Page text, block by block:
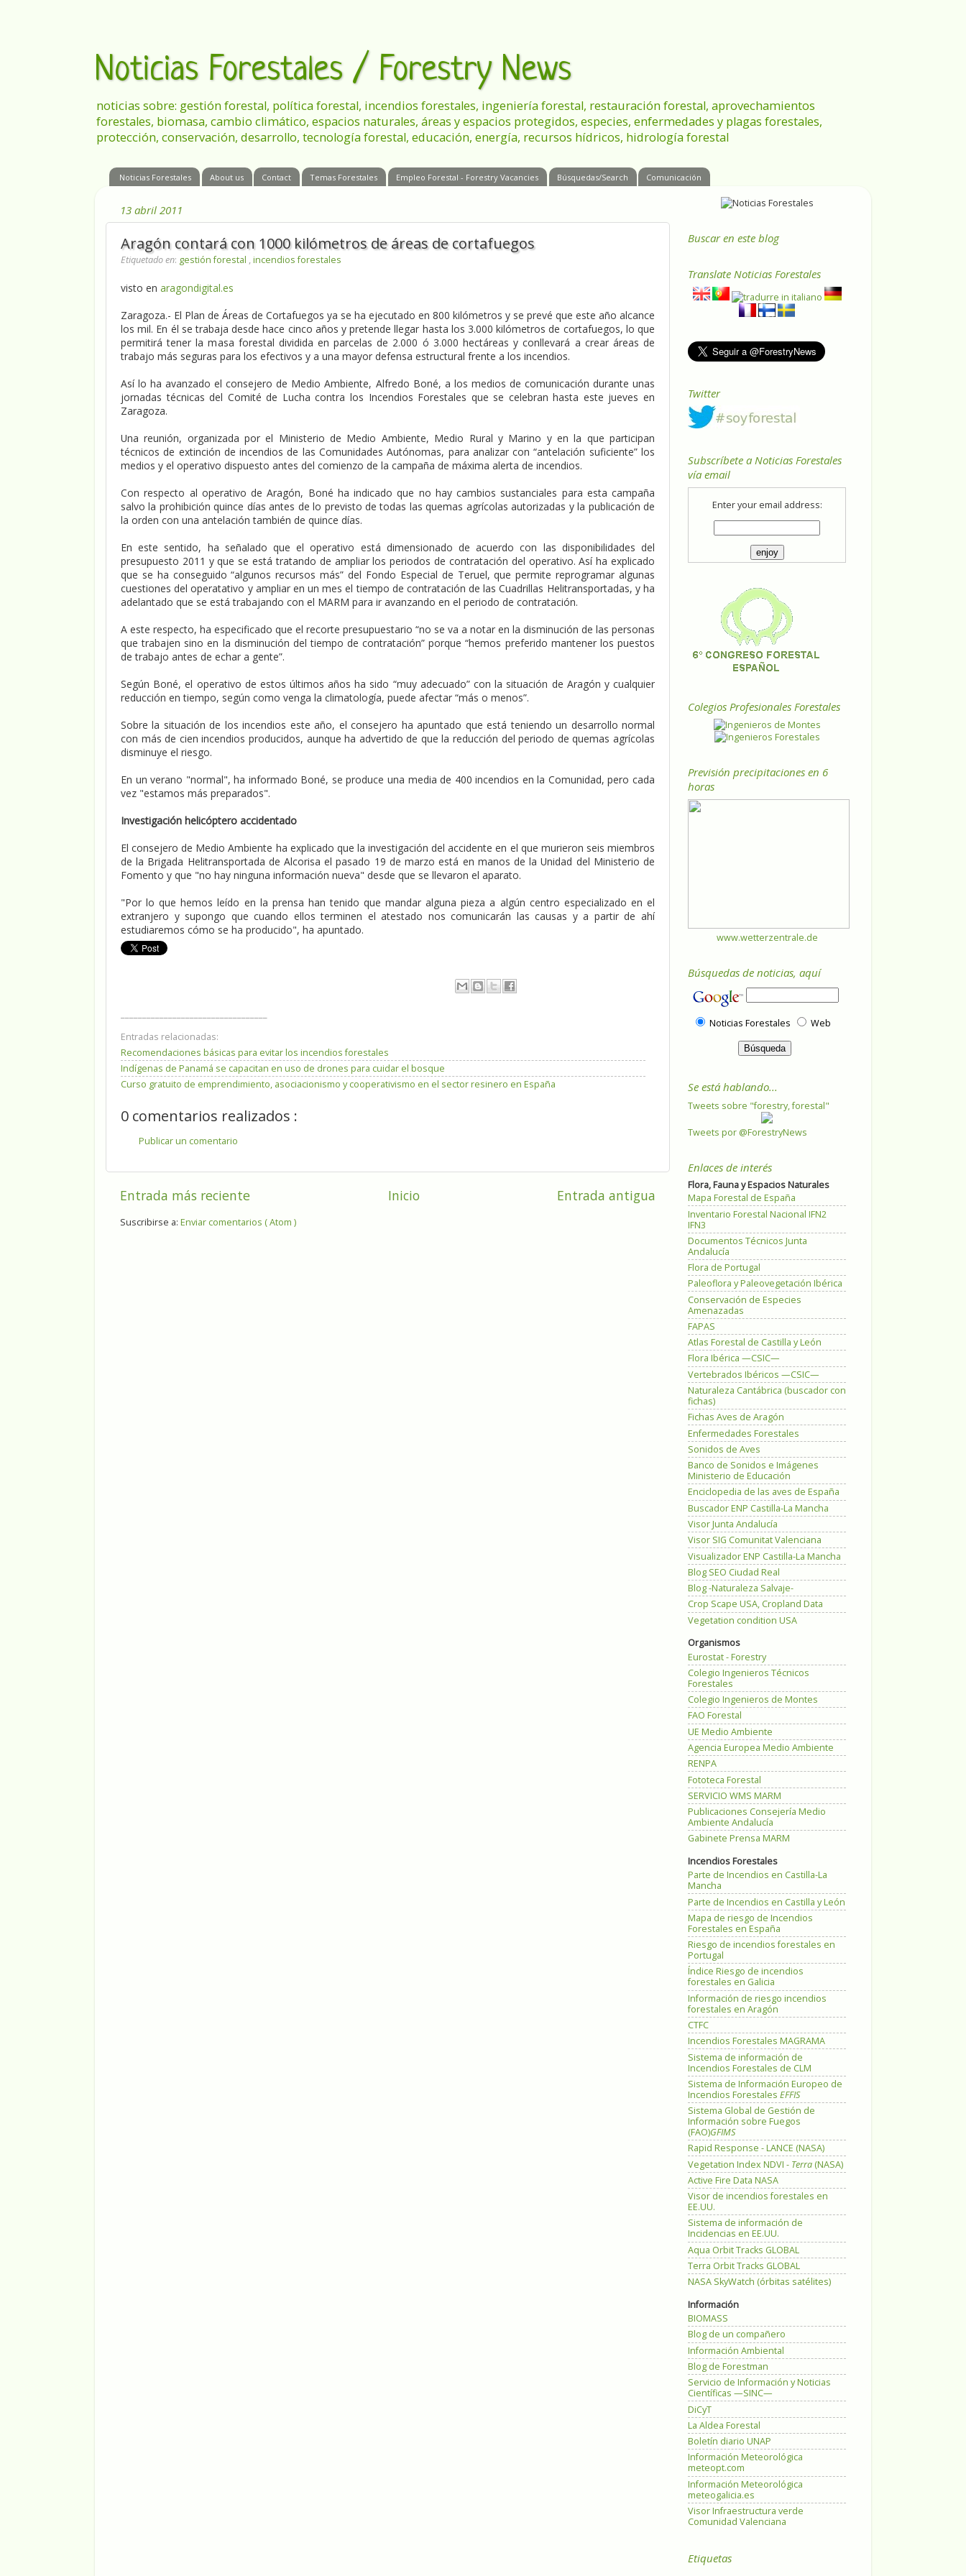
Noticias Forestales / Forestry News
noticias sobre: gestión forestal, política forestal, incendios forestales, ingeniería forestal, restauración forestal, aprovechamientos
forestales, biomasa, cambio climático, espacios naturales, áreas y espacios protegidos, especies, enfermedades y plagas forestales,
protección, conservación, desarrollo, tecnología forestal, educación, energía, recursos hídricos, hidrología forestal
Noticias Forestales About us Contact Temas Forestales Empleo Forestal - Forestry Vacancies Búsquedas/Search Comunicación
13 abril 2011
Aragón contará con 1000 kilómetros de áreas de cortafuegos
Etiquetado en: gestión forestal , incendios forestales
visto en aragondigital.es
Zaragoza.- El Plan de Áreas de Cortafuegos ya se ha ejecutado en 800 kilómetros y se prevé que este año alcance
los mil. En él se trabaja desde hace cinco años y pretende llegar hasta los 3.000 kilómetros de cortafuegos, lo que
permitirá tener la masa forestal dividida en parcelas de 2.000 ó 3.000 hectáreas y conllevará a crear áreas de
trabajo más seguras para los efectivos y a una mayor defensa estructural frente a los incendios.
Así lo ha avanzado el consejero de Medio Ambiente, Alfredo Boné, a los medios de comunicación durante unas
jornadas técnicas del Comité de Lucha contra los Incendios Forestales que se celebran hasta este jueves en
Zaragoza.
Una reunión, organizada por el Ministerio de Medio Ambiente, Medio Rural y Marino y en la que participan
técnicos de extinción de incendios de las Comunidades Autónomas, para analizar con “antelación suficiente” los
medios y el operativo dispuesto antes del comienzo de la campaña de máxima alerta de incendios.
Con respecto al operativo de Aragón, Boné ha indicado que no hay cambios sustanciales para esta campaña
salvo la prohibición quince días antes de lo previsto de todas las quemas agrícolas autorizadas y la publicación de
la orden con una antelación también de quince días.
En este sentido, ha señalado que el operativo está dimensionado de acuerdo con las disponibilidades del
presupuesto 2011 y que se está tratando de ampliar los periodos de contratación del operativo. Así ha explicado
que se ha conseguido “algunos recursos más” del Fondo Especial de Teruel, que permite reprogramar algunas
cuestiones del operatativo y ampliar en un mes el tiempo de contratación de las Cuadrillas Helitransportadas, y ha
adelantado que se está trabajando con el MARM para ir avanzando en el periodo de contratación.
A este respecto, ha especificado que el recorte presupuestario “no se va a notar en la disminución de las personas
que trabajen sino en la disminución del tiempo de contratación” porque “hemos preferido mantener los puestos
de trabajo antes de echar a gente”.
Según Boné, el operativo de estos últimos años ha sido “muy adecuado” con la situación de Aragón y cualquier
reducción en tiempo, según como venga la climatología, puede afectar “más o menos”.
Sobre la situación de los incendios este año, el consejero ha apuntado que está teniendo un desarrollo normal
con más de cien incendios producidos, aunque ha advertido de que la reducción del periodo de quemas agrícolas
disminuye el riesgo.
En un verano "normal", ha informado Boné, se produce una media de 400 incendios en la Comunidad, pero cada
vez "estamos más preparados".
Investigación helicóptero accidentado
El consejero de Medio Ambiente ha explicado que la investigación del accidente en el que murieron seis miembros
de la Brigada Helitransportada de Alcorisa el pasado 19 de marzo está en manos de la Unidad del Ministerio de
Fomento y que "no hay ninguna información nueva" desde que se llevaron el aparato.
"Por lo que hemos leído en la prensa han tenido que mandar alguna pieza a algún centro especializado en el
extranjero y supongo que cuando ellos terminen el atestado nos comunicarán las causas y a partir de ahí
estudiaremos cómo se ha producido", ha apuntado.
Entradas relacionadas:
Recomendaciones básicas para evitar los incendios forestales
Indígenas de Panamá se capacitan en uso de drones para cuidar el bosque
Curso gratuito de emprendimiento, asociacionismo y cooperativismo en el sector resinero en España
0 comentarios realizados :
Publicar un comentario
Entrada más reciente Entrada antigua
Inicio
Suscribirse a: Enviar comentarios ( Atom )
Buscar en este blog
Translate Noticias Forestales
Twitter
Subscríbete a Noticias Forestales
vía email
Enter your email address:
Colegios Profesionales Forestales
Previsión precipitaciones en 6
horas
www.wetterzentrale.de
Búsquedas de noticias, aquí
Noticias Forestales Web
Se está hablando...
Tweets sobre "forestry, forestal"
Tweets por @ForestryNews
Enlaces de interés
Flora, Fauna y Espacios Naturales
Mapa Forestal de España
Inventario Forestal Nacional IFN2
IFN3
Documentos Técnicos Junta
Andalucía
Flora de Portugal
Paleoflora y Paleovegetación Ibérica
Conservación de Especies
Amenazadas
FAPAS
Atlas Forestal de Castilla y León
Flora Ibérica —CSIC—
Vertebrados Ibéricos —CSIC—
Naturaleza Cantábrica (buscador con
fichas)
Fichas Aves de Aragón
Enfermedades Forestales
Sonidos de Aves
Banco de Sonidos e Imágenes
Ministerio de Educación
Enciclopedia de las aves de España
Buscador ENP Castilla-La Mancha
Visor Junta Andalucía
Visor SIG Comunitat Valenciana
Visualizador ENP Castilla-La Mancha
Blog SEO Ciudad Real
Blog -Naturaleza Salvaje-
Crop Scape USA, Cropland Data
Vegetation condition USA
Organismos
Eurostat - Forestry
Colegio Ingenieros Técnicos
Forestales
Colegio Ingenieros de Montes
FAO Forestal
UE Medio Ambiente
Agencia Europea Medio Ambiente
RENPA
Fototeca Forestal
SERVICIO WMS MARM
Publicaciones Consejería Medio
Ambiente Andalucía
Gabinete Prensa MARM
Incendios Forestales
Parte de Incendios en Castilla-La
Mancha
Parte de Incendios en Castilla y León
Mapa de riesgo de Incendios
Forestales en España
Riesgo de incendios forestales en
Portugal
Índice Riesgo de incendios
forestales en Galicia
Información de riesgo incendios
forestales en Aragón
CTFC
Incendios Forestales MAGRAMA
Sistema de información de
Incendios Forestales de CLM
Sistema de Información Europeo de
Incendios Forestales EFFIS
Sistema Global de Gestión de
Información sobre Fuegos
(FAO)GFIMS
Rapid Response - LANCE (NASA)
Vegetation Index NDVI - Terra (NASA)
Active Fire Data NASA
Visor de incendios forestales en
EE.UU.
Sistema de información de
Incidencias en EE.UU.
Aqua Orbit Tracks GLOBAL
Terra Orbit Tracks GLOBAL
NASA SkyWatch (órbitas satélites)
Información
BIOMASS
Blog de un compañero
Información Ambiental
Blog de Forestman
Servicio de Información y Noticias
Científicas —SINC—
DiCyT
La Aldea Forestal
Boletín diario UNAP
Información Meteorológica
meteopt.com
Información Meteorológica
meteogalicia.es
Visor Infraestructura verde
Comunidad Valenciana
Etiquetas